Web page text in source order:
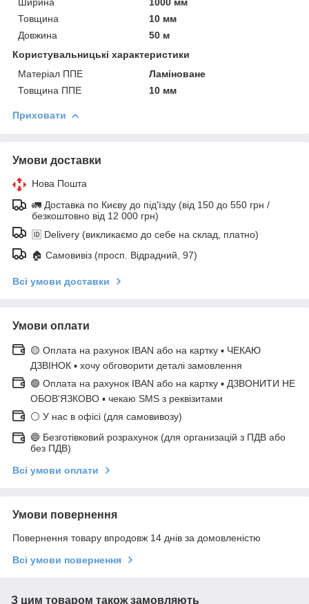
Товщина
10 мм
Довжина
50 м
Користувальницькі характеристики
Матеріал ППЕ
Ламіноване
Товщина ППЕ
10 мм
Приховати
Умови доставки
Нова Пошта
🚛 Доставка по Києву до під'їзду (від 150 до 550 грн /
безкоштовно від 12 000 грн)
🆔 Delivery (викликаємо до себе на склад, платно)
🏠 Самовивіз (просп. Відрадний, 97)
Всі умови доставки
Умови оплати
🟡 Оплата на рахунок IBAN або на картку ▪ ЧЕКАЮ
ДЗВІНОК ▪ хочу обговорити деталі замовлення
🟢 Оплата на рахунок IBAN або на картку ▪ ДЗВОНИТИ НЕ
ОБОВ'ЯЗКОВО ▪ чекаю SMS з реквізитами
⚪ У нас в офісі (для самовивозу)
🔵 Безготівковий розрахунок (для организацій з ПДВ або
без ПДВ)
Всі умови оплати
Умови повернення
Повернення товару впродовж 14 днів за домовленістю
Всі умови повернення
З цим товаром також замовляють